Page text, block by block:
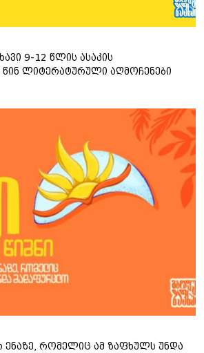
9-12 წლის ასაკის
ლიტერატურული აღმოჩენები
ენაზე, რომელიც ამ ზაფხულს უნდა